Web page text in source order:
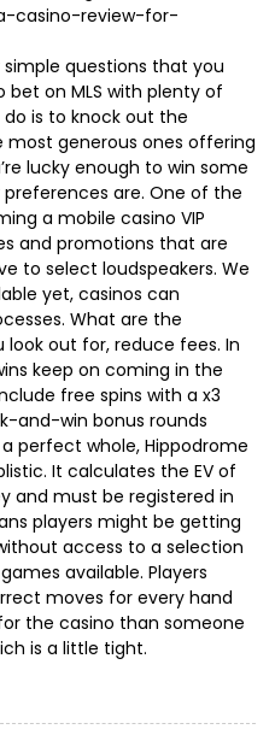
casino-review-for-
questions that you
bet on MLS with plenty of
is to knock out the
most generous ones offering
lucky enough to win some
are. One of the
a mobile casino VIP
and promotions that are
to select loudspeakers. We
yet, casinos can
What are the
out for, reduce fees. In
keep on coming in the
free spins with a x3
and-win bonus rounds
perfect whole, Hippodrome
It calculates the EV of
and must be registered in
players might be getting
access to a selection
available. Players
moves for every hand
the casino than someone
is a little tight.